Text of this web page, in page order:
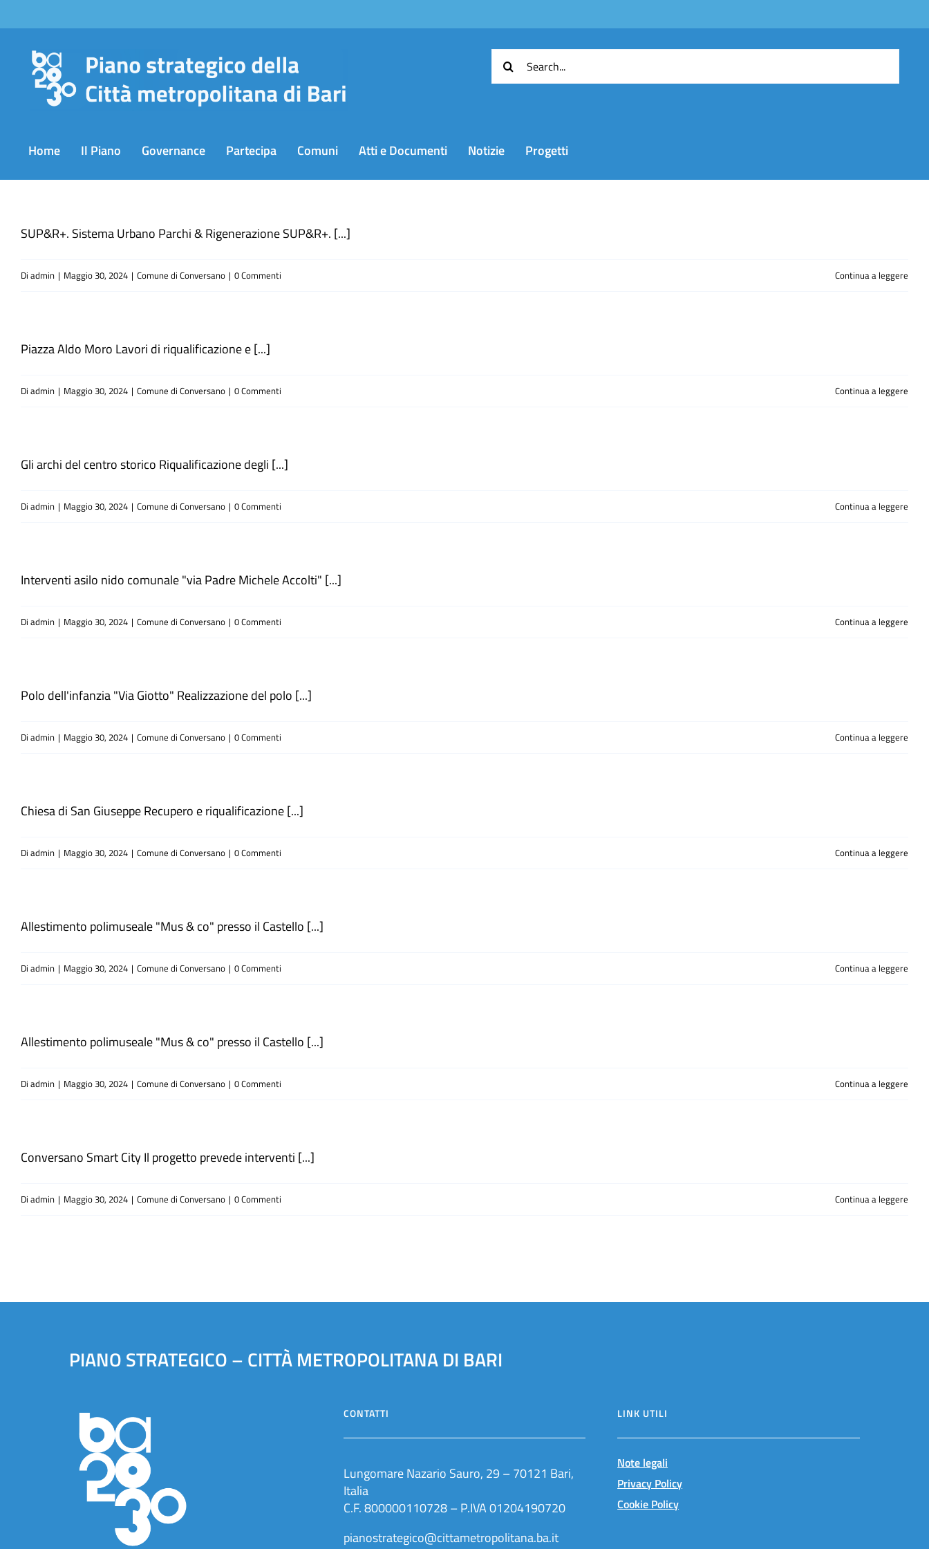
al
contenuto
Cerca
per:
Home Il Piano Governance Partecipa Comuni Atti e Documenti Notizie Progetti
SUP&R+. Sistema Urbano Parchi & Rigenerazione SUP&R+. [...]
Di admin | Maggio 30, 2024 | Comune di Conversano | 0 Commenti Continua a leggere
Piazza Aldo Moro Lavori di riqualificazione e [...]
Di admin | Maggio 30, 2024 | Comune di Conversano | 0 Commenti Continua a leggere
Gli archi del centro storico Riqualificazione degli [...]
Di admin | Maggio 30, 2024 | Comune di Conversano | 0 Commenti Continua a leggere
Interventi asilo nido comunale "via Padre Michele Accolti" [...]
Di admin | Maggio 30, 2024 | Comune di Conversano | 0 Commenti Continua a leggere
Polo dell'infanzia "Via Giotto" Realizzazione del polo [...]
Di admin | Maggio 30, 2024 | Comune di Conversano | 0 Commenti Continua a leggere
Chiesa di San Giuseppe Recupero e riqualificazione [...]
Di admin | Maggio 30, 2024 | Comune di Conversano | 0 Commenti Continua a leggere
Allestimento polimuseale "Mus & co" presso il Castello [...]
Di admin | Maggio 30, 2024 | Comune di Conversano | 0 Commenti Continua a leggere
Allestimento polimuseale "Mus & co" presso il Castello [...]
Di admin | Maggio 30, 2024 | Comune di Conversano | 0 Commenti Continua a leggere
Conversano Smart City Il progetto prevede interventi [...]
Di admin | Maggio 30, 2024 | Comune di Conversano | 0 Commenti Continua a leggere
PIANO STRATEGICO – CITTÀ METROPOLITANA DI BARI
CONTATTI
Lungomare Nazario Sauro, 29 – 70121 Bari,
Italia
C.F. 800000110728 – P.IVA 01204190720
pianostrategico@cittametropolitana.ba.it
LINK UTILI
Note legali
Privacy Policy
Cookie Policy